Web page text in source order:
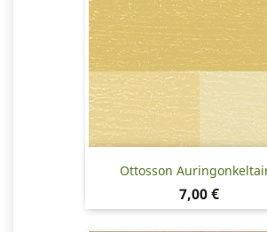
Ottosson
Hinta
7,00 €